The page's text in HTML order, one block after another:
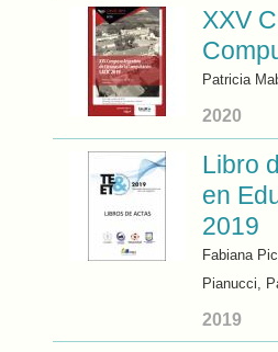
XXV
Patricia
2020
Libro
en
2019
Fabiana
Pianucci,
2019